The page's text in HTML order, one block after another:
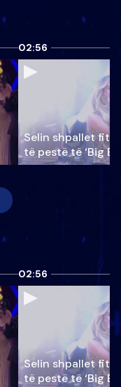
02:56
Selin shpallet
të pestë të ‘Big
02:56
Selin shpallet
të pestë të ‘Big